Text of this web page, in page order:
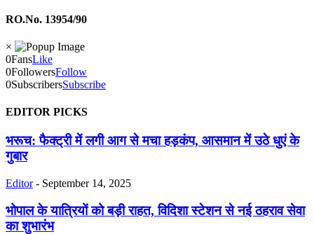
RO.No. 13954/90
×
0FansLike
0FollowersFollow
0SubscribersSubscribe
EDITOR PICKS
भरूच: फैक्ट्री में लगी आग से मचा हड़कंप, आसमान में उठे धुएं के
गुबार
Editor - September 14, 2025
भोपाल के यात्रियों को बड़ी राहत, विदिशा स्टेशन से नई ठहराव सेवा
का शुभारंभ